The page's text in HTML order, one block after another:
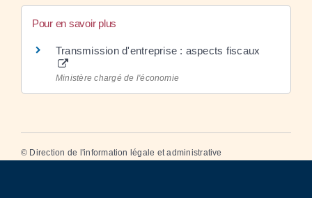
Pour en savoir plus
Transmission d'entreprise : aspects fiscaux
Ministère chargé de l'économie
© Direction de l'information légale et administrative